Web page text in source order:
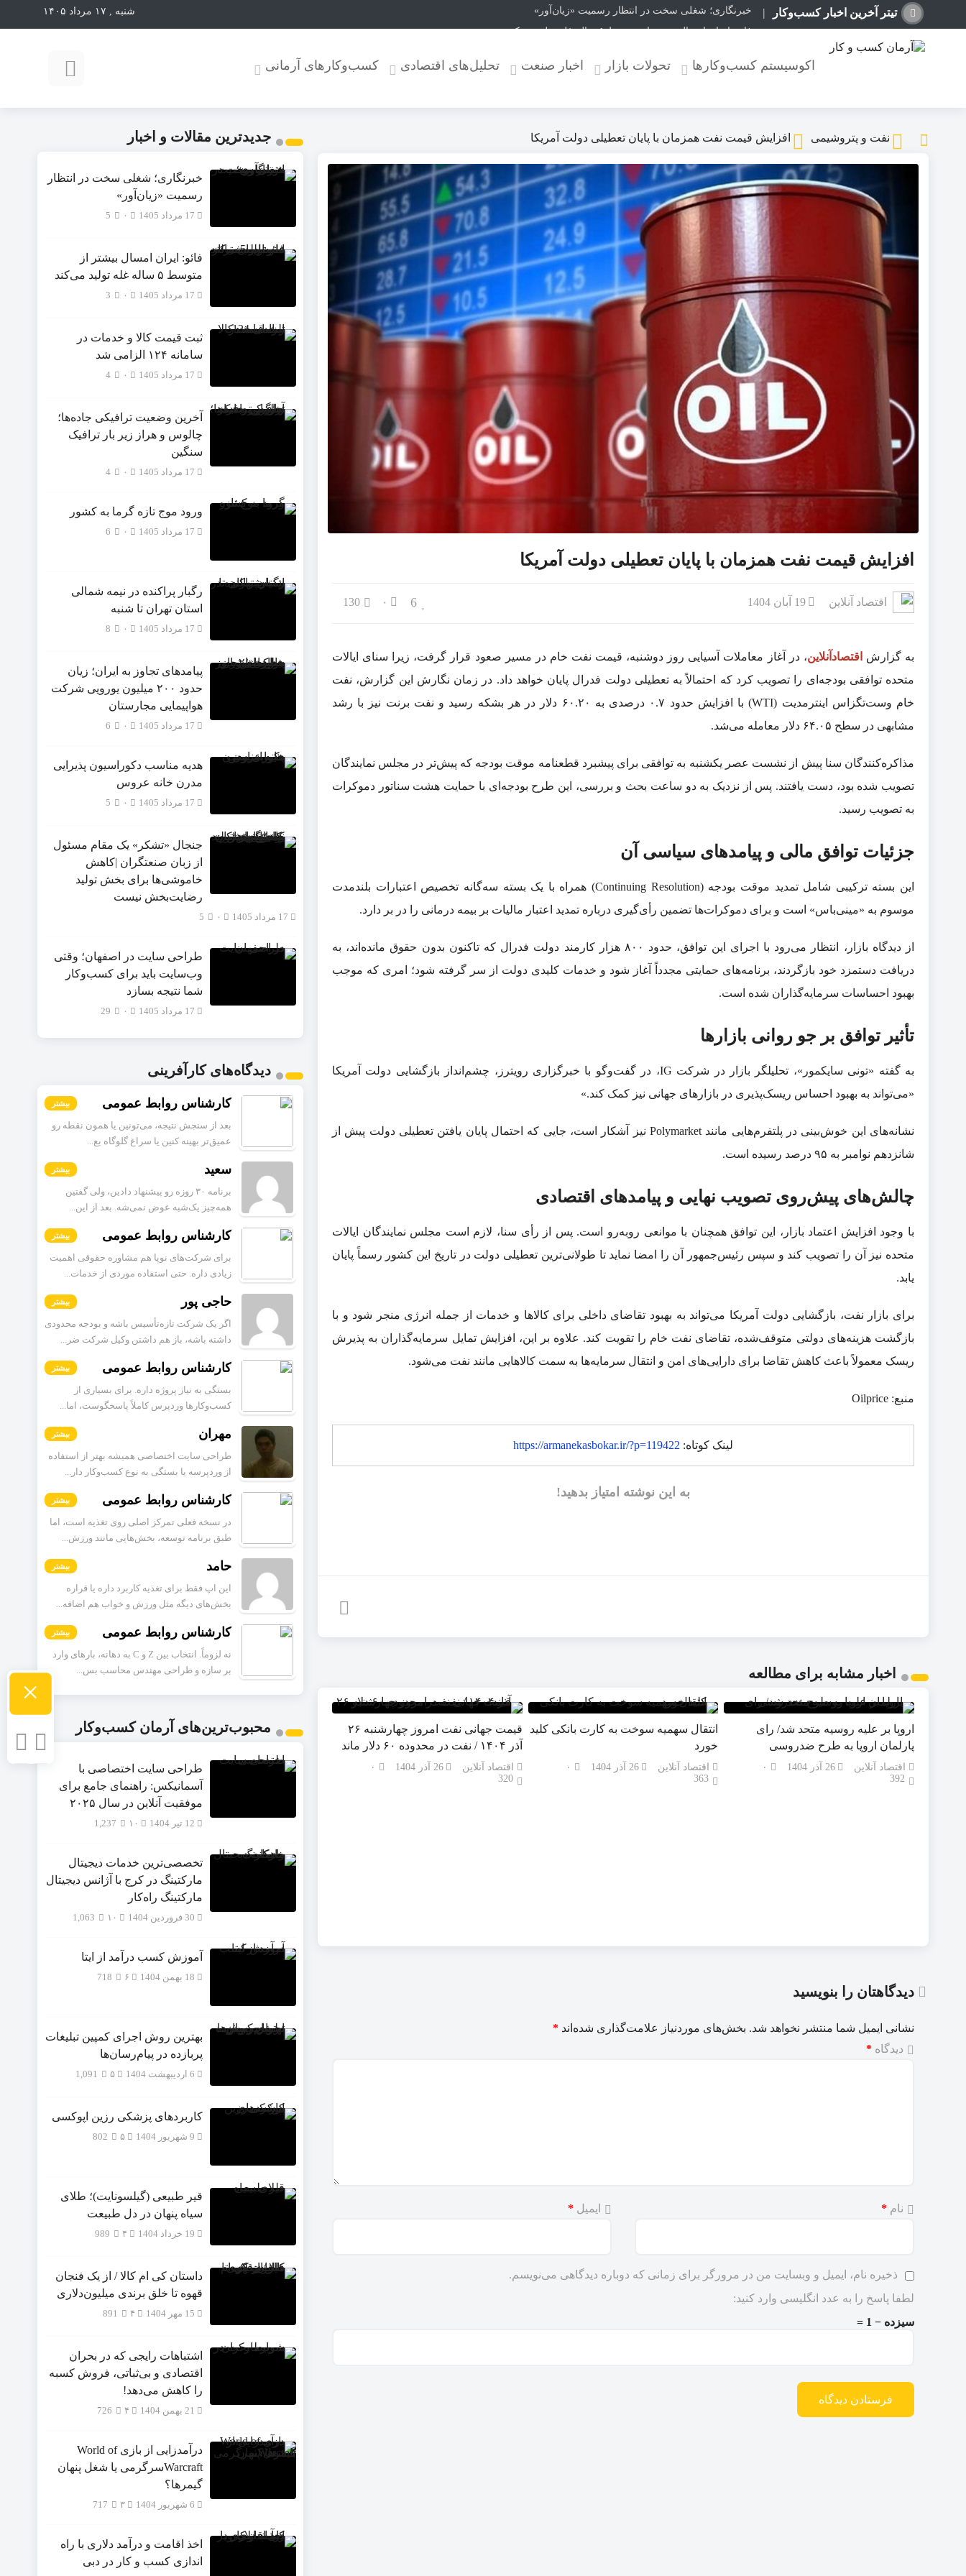
تیتر آخرین اخبار کسب‌وکار
خبرنگاری؛ شغلی سخت در انتظار رسمیت «زیان‌آور»
فائو: ایران امسال بیشتر از متوسط ۵ ساله غله تولید می‌کند
آخرین وضعیت ترافیکی جاده‌ها؛ چالوس و هراز زیر بار ترافیک سنگین
پیامدهای تجاوز به ایران؛ زیان حدود ۲۰۰ میلیون یورویی شرکت هواپیمایی مجارستان
جنجال «تشکر» یک مقام مسئول از زبان صنعتگران |کاهش خاموشی‌ها برای بخش تولید رضایت‌بخش نیست
طراحی سایت در اصفهان؛ وقتی وب‌سایت باید برای کسب‌وکار شما نتیجه بسازد
ریل‌گذاری راه‌آهن چابهار ــ زاهدان تا پایان مرداد به اتمام می‌رسد
آغاز پیش‌فروش بلیت بازگشت زائران دهه پایانی صفر از امروز
نجات میراث گره‌خورده ایران؛ از دارهای خاموش تا امید به آینده
انسداد مسیر جنوب به شمال چالوس و آزادراه تهران ــ شمال
استقرار تیم مشترک نظارتی سازمان هواپیمایی، بازرسی و تعزیرات در عملیات پروازی اربعین
رگبار و رعدوبرق در راه شمال کشور؛ تهران خنک‌تر می‌شود
فرار هواپیماها از فرودگاه جده عربستان
تعاونی‌های همدان ۱۹ هزار فرصت شغلی ایجاد کرده‌اند
یزد، امسال میزبان دومین همایش بین‌المللی سرمایه‌گذاری ایران و آفریقاست
بهره گیری حداکثری از ظرفیت موافقت‌نامه تجارت آزاد ایران و روسیه
شنبه , ۱۷ مرداد ۱۴۰۵
اکوسیستم کسب‌وکارها تحولات بازار اخبار صنعت تحلیل‌های اقتصادی کسب‌وکارهای آرمانی
نفت و پتروشیمی افزایش قیمت نفت همزمان با پایان تعطیلی دولت آمریکا
افزایش قیمت نفت همزمان با پایان تعطیلی دولت آمریکا
اقتصاد آنلاین 19 آبان 1404 6 ۰ 130
به گزارش اقتصادآنلاین، در آغاز معاملات آسیایی روز دوشنبه، قیمت نفت خام در مسیر صعود قرار گرفت، زیرا سنای ایالات
متحده توافقی بودجه‌ای را تصویب کرد که احتمالاً به تعطیلی دولت فدرال پایان خواهد داد. در زمان نگارش این گزارش، نفت
خام وست‌تگزاس اینترمدیت (WTI) با افزایش حدود ۰.۷ درصدی به ۶۰.۲۰ دلار در هر بشکه رسید و نفت برنت نیز با رشد
مشابهی در سطح ۶۴.۰۵ دلار معامله می‌شد.
مذاکره‌کنندگان سنا پیش از نشست عصر یکشنبه به توافقی برای پیشبرد قطعنامه موقت بودجه که پیش‌تر در مجلس نمایندگان
تصویب شده بود، دست یافتند. پس از نزدیک به دو ساعت بحث و بررسی، این طرح بودجه‌ای با حمایت هشت سناتور دموکرات
به تصویب رسید.
جزئیات توافق مالی و پیامد‌های سیاسی آن
این بسته ترکیبی شامل تمدید موقت بودجه (Continuing Resolution) همراه با یک بسته سه‌گانه تخصیص اعتبارات بلندمدت
موسوم به «مینی‌باس» است و برای دموکرات‌ها تضمین رأی‌گیری درباره تمدید اعتبار مالیات بر بیمه درمانی را در بر دارد.
از دیدگاه بازار، انتظار می‌رود با اجرای این توافق، حدود ۸۰۰ هزار کارمند دولت فدرال که تاکنون بدون حقوق مانده‌اند، به
دریافت دستمزد خود بازگردند، برنامه‌های حمایتی مجدداً آغاز شود و خدمات کلیدی دولت از سر گرفته شود؛ امری که موجب
بهبود احساسات سرمایه‌گذاران شده است.
تأثیر توافق بر جو روانی بازار‌ها
به گفته «تونی سایکمور»، تحلیلگر بازار در شرکت IG، در گفت‌و‌گو با خبرگزاری رویترز، چشم‌انداز بازگشایی دولت آمریکا
«می‌تواند به بهبود احساس ریسک‌پذیری در بازار‌های جهانی نیز کمک کند.»
نشانه‌های این خوش‌بینی در پلتفرم‌هایی مانند Polymarket نیز آشکار است، جایی که احتمال پایان یافتن تعطیلی دولت پیش از
شانزدهم نوامبر به ۹۵ درصد رسیده است.
چالش‌های پیش‌روی تصویب نهایی و پیامد‌های اقتصادی
با وجود افزایش اعتماد بازار، این توافق همچنان با موانعی روبه‌رو است. پس از رأی سنا، لازم است مجلس نمایندگان ایالات
متحده نیز آن را تصویب کند و سپس رئیس‌جمهور آن را امضا نماید تا طولانی‌ترین تعطیلی دولت در تاریخ این کشور رسماً پایان
یابد.
برای بازار نفت، بازگشایی دولت آمریکا می‌تواند به بهبود تقاضای داخلی برای کالا‌ها و خدمات از جمله انرژی منجر شود و با
بازگشت هزینه‌های دولتی متوقف‌شده، تقاضای نفت خام را تقویت کند. علاوه بر این، افزایش تمایل سرمایه‌گذاران به پذیرش
ریسک معمولاً باعث کاهش تقاضا برای دارایی‌های امن و انتقال سرمایه‌ها به سمت کالا‌هایی مانند نفت می‌شود.
منبع: Oilprice
لینک کوتاه: https://armanekasbokar.ir/?p=119422
به این نوشته امتیاز بدهید!
اخبار مشابه برای مطالعه
اروپا بر علیه روسیه متحد شد/ رای
پارلمان اروپا به طرح ضدروسی
اقتصاد آنلاین 26 آذر 1404
392
انتقال سهمیه سوخت به کارت بانکی کلید
خورد
اقتصاد آنلاین 26 آذر 1404
363
قیمت جهانی نفت امروز چهارشنبه ۲۶
آذر ۱۴۰۴ / نفت در محدوده ۶۰ دلار ماند
اقتصاد آنلاین 26 آذر 1404
320
دیدگاهتان را بنویسید
نشانی ایمیل شما منتشر نخواهد شد. بخش‌های موردنیاز علامت‌گذاری شده‌اند *
دیدگاه *
نام * ایمیل*
ذخیره نام، ایمیل و وبسایت من در مرورگر برای زمانی که دوباره دیدگاهی می‌نویسم.
لطفا پاسخ را به عدد انگلیسی وارد کنید:
سیزده − 1 =
جدیدترین مقالات و اخبار
خبرنگاری؛ شغلی سخت در انتظار
رسمیت «زیان‌آور»
17 مرداد 1405 5
فائو: ایران امسال بیشتر از
متوسط ۵ ساله غله تولید می‌کند
17 مرداد 1405 3
ثبت قیمت کالا و خدمات در
سامانه ۱۲۴ الزامی شد
17 مرداد 1405 4
آخرین وضعیت ترافیکی جاده‌ها؛
چالوس و هراز زیر بار ترافیک
سنگین
17 مرداد 1405 4
ورود موج تازه گرما به کشور
17 مرداد 1405 6
رگبار پراکنده در نیمه شمالی
استان تهران تا شنبه
17 مرداد 1405 8
پیامدهای تجاوز به ایران؛ زیان
حدود ۲۰۰ میلیون یورویی شرکت
هواپیمایی مجارستان
17 مرداد 1405 6
هدیه مناسب دکوراسیون پذیرایی
مدرن خانه عروس
17 مرداد 1405 5
جنجال «تشکر» یک مقام مسئول
از زبان صنعتگران |کاهش
خاموشی‌ها برای بخش تولید
رضایت‌بخش نیست
17 مرداد 1405 5
طراحی سایت در اصفهان؛ وقتی
وب‌سایت باید برای کسب‌وکار
شما نتیجه بسازد
17 مرداد 1405 29
دیدگاه‌های کارآفرینی
کارشناس روابط عمومی بیشتر
بعد از سنجش نتیجه، می‌تونین یا همون نقطه رو
عمیق‌تر بهینه کنین یا سراغ گلوگاه بع...
سعید بیشتر
برنامه ۳۰ روزه رو پیشنهاد دادین، ولی گفتین
همه‌چیز یک‌شبه عوض نمی‌شه. بعد از این...
کارشناس روابط عمومی بیشتر
برای شرکت‌های نوپا هم مشاوره حقوقی اهمیت
زیادی داره. حتی استفاده موردی از خدمات...
حاجی پور بیشتر
اگر یک شرکت تازه‌تأسیس باشه و بودجه محدودی
داشته باشه، باز هم داشتن وکیل شرکت ضر...
کارشناس روابط عمومی بیشتر
بستگی به نیاز پروژه داره. برای بسیاری از
کسب‌وکارها وردپرس کاملاً پاسخگوست، اما...
مهران بیشتر
طراحی سایت اختصاصی همیشه بهتر از استفاده
از وردپرسه یا بستگی به نوع کسب‌وکار دار...
کارشناس روابط عمومی بیشتر
در نسخه فعلی تمرکز اصلی روی تغذیه است، اما
طبق برنامه توسعه، بخش‌هایی مانند ورزش...
حامد بیشتر
این اپ فقط برای تغذیه کاربرد داره یا قراره
بخش‌های دیگه مثل ورزش و خواب هم اضافه...
کارشناس روابط عمومی بیشتر
نه لزوماً. انتخاب بین Z و C به دهانه، بارهای وارد
بر سازه و طراحی مهندس محاسب بس...
محبوب‌ترین‌های آرمان کسب‌وکار
طراحی سایت اختصاصی با
آسمانیکس: راهنمای جامع برای
موفقیت آنلاین در سال ۲۰۲۵
12 تیر 1404 1,237
تخصصی‌ترین خدمات دیجیتال
مارکتینگ در کرج با آژانس دیجیتال
مارکتینگ راه‌کار
30 فروردین 1404 1,063
آموزش کسب درآمد از ایتا
18 بهمن 1404 718
بهترین روش اجرای کمپین تبلیغات
پربازده در پیام‌رسان‌ها
6 اردیبهشت 1404 1,091
کاربردهای پزشکی رزین اپوکسی
9 شهریور 1404 802
قیر طبیعی (گیلسونایت)؛ طلای
سیاه پنهان در دل طبیعت
19 خرداد 1404 989
داستان کی ام کالا / از یک فنجان
قهوه تا خلق برندی میلیون‌دلاری
15 مهر 1404 891
اشتباهات رایجی که در بحران
اقتصادی و بی‌ثباتی، فروش کسبه
را کاهش می‌دهد!
21 بهمن 1404 726
درآمدزایی از بازی World of
Warcraftسرگرمی یا شغل پنهان
گیمرها؟
6 شهریور 1404 717
اخذ اقامت و درآمد دلاری با راه
اندازی کسب و کار در دبی
×